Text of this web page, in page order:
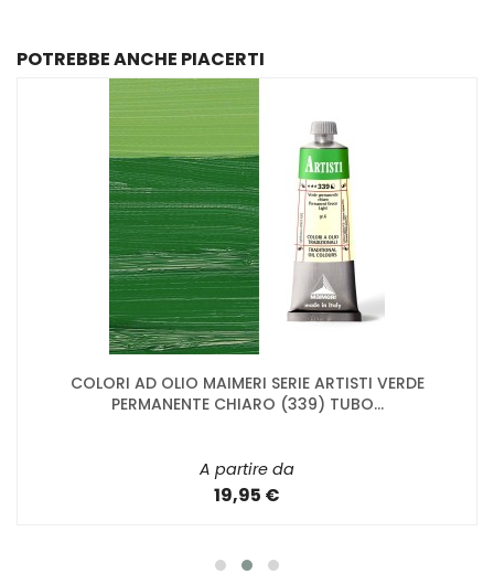
POTREBBE ANCHE PIACERTI
COLORI AD OLIO MAIMERI SERIE ARTISTI VERDE
PERMANENTE CHIARO (339) TUBO...
A partire da
19,95 €